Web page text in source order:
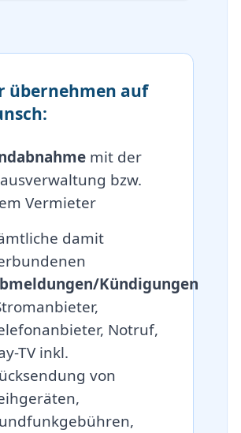
übernehmen auf
mit der
bzw.
Vermieter
damit
Kündigungen
Notruf,
TV inkl.
von